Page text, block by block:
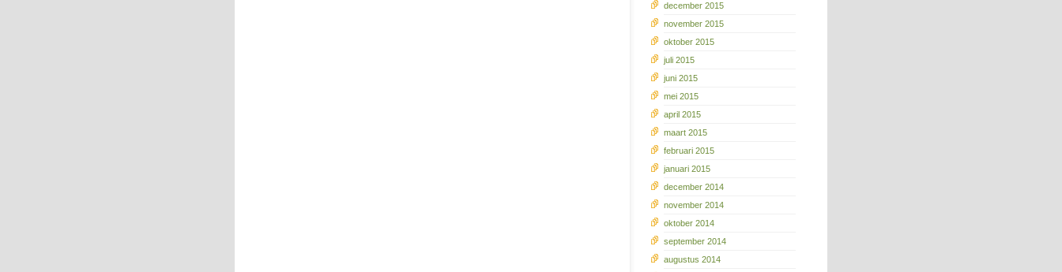
december 2015
november 2015
oktober 2015
juli 2015
juni 2015
mei 2015
april 2015
maart 2015
februari 2015
januari 2015
december 2014
november 2014
oktober 2014
september 2014
augustus 2014